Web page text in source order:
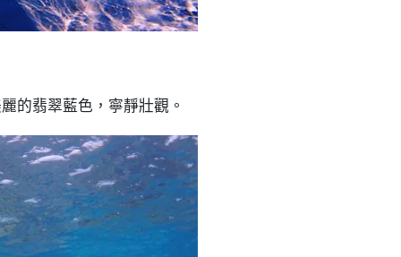
的翡翠藍色，寧靜壯觀。